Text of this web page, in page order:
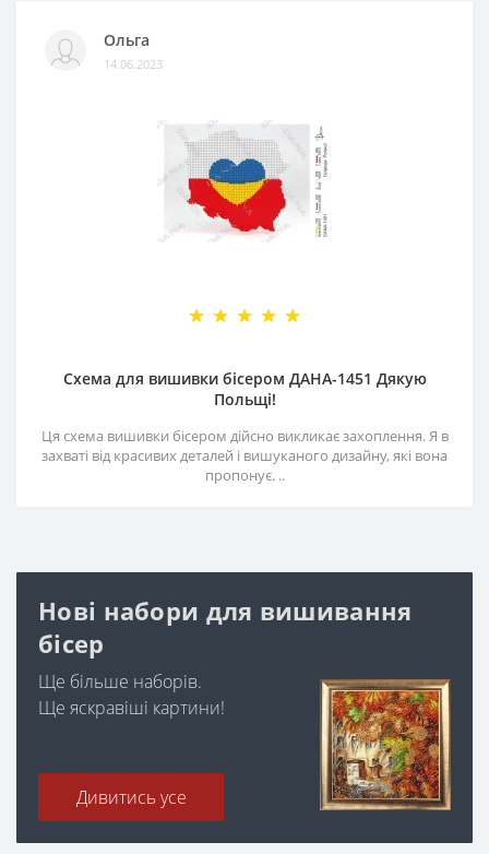
Ольга
14.06.2023
Схема для вишивки бісером ДАНА-1451 Дякую
Польщі!
Ця схема вишивки бісером дійсно викликає захоплення. Я в
захваті від красивих деталей і вишуканого дизайну, які вона
пропонує. ..
Нові набори для вишивання
бісер
Ще більше наборів.
Ще яскравіші картини!
Дивитись усе